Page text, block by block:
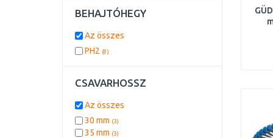
BEHAJTÓHEGY
Az összes
PH2 (8)
CSAVARHOSSZ
Az összes
30 mm (3)
35 mm (3)